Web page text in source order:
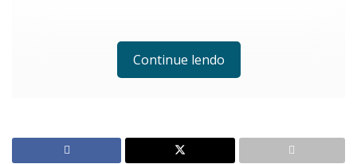
Quando perguntados sobre a maior preocupação
Continue lendo